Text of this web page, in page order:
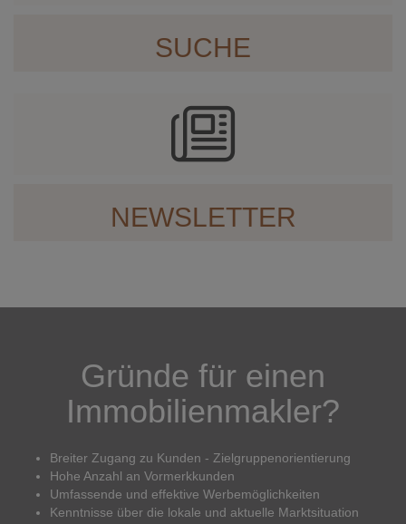
SUCHE
NEWSLETTER
Gründe für einen
Immobilienmakler?
Breiter Zugang zu Kunden - Zielgruppenorientierung
Hohe Anzahl an Vormerkkunden
Umfassende und effektive Werbemöglichkeiten
Kenntnisse über die lokale und aktuelle Marktsituation